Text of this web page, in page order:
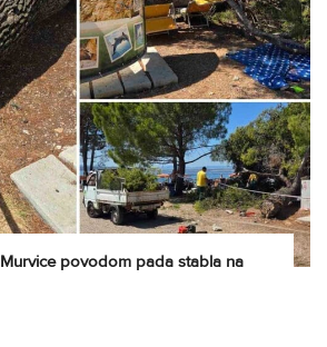
povodom pada stabla na